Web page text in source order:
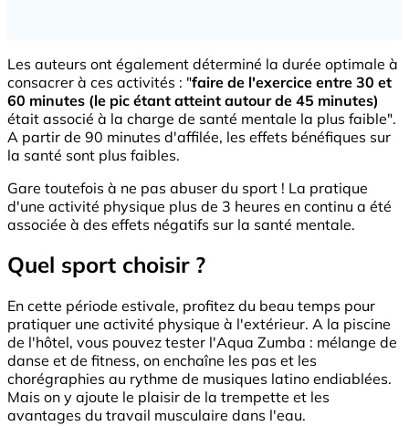
Les auteurs ont également déterminé la durée optimale à
consacrer à ces activités : "faire de l'exercice entre 30 et
60 minutes (le pic étant atteint autour de 45 minutes)
était associé à la charge de santé mentale la plus faible".
A partir de 90 minutes d'affilée, les effets bénéfiques sur
la santé sont plus faibles.
Gare toutefois à ne pas abuser du sport ! La pratique
d'une activité physique plus de 3 heures en continu a été
associée à des effets négatifs sur la santé mentale.
Quel sport choisir ?
En cette période estivale, profitez du beau temps pour
pratiquer une activité physique à l'extérieur. A la piscine
de l'hôtel, vous pouvez tester l'Aqua Zumba : mélange de
danse et de fitness, on enchaîne les pas et les
chorégraphies au rythme de musiques latino endiablées.
Mais on y ajoute le plaisir de la trempette et les
avantages du travail musculaire dans l'eau.